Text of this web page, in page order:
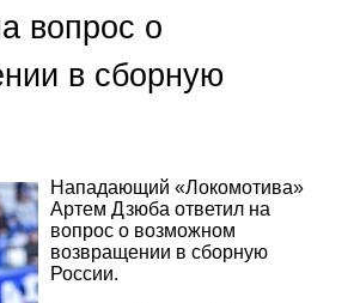
вопрос о
в сборную
Нападающий «Локомотива»
Артем Дзюба ответил на
вопрос о возможном
возвращении в сборную
России.